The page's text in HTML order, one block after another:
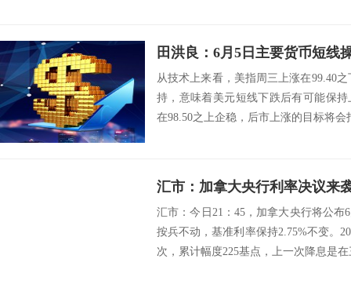
田洪良：6月5日主要货币
从技术上来看，美指周三上涨在99.40
持，意味着美元短线下跌后有可能保
在98.50之上企稳，后市上涨的目标将会
汇市：加拿大央行利率决议来
汇市：今日21：45，加拿大央行将公
按兵不动，基准利率保持2.75%不变。
次，累计幅度225基点，上一次降息是